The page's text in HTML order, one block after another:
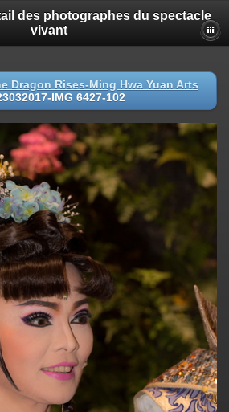
des photographes du spectacle
vivant
Dragon Rises-Ming Hwa Yuan Arts
IMG 6427-102